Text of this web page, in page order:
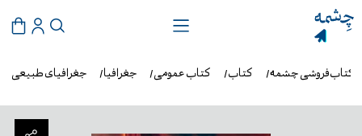
جغرافیای طبیعی جغرافیا کتاب عمومی کتاب کتاب‌فروشی چشمه